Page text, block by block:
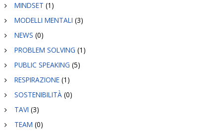
MINDSET (1)
MODELLI MENTALI (3)
NEWS (0)
PROBLEM SOLVING (1)
PUBLIC SPEAKING (5)
RESPIRAZIONE(1)
SOSTENIBILITÀ(0)
TAVI (3)
TEAM (0)